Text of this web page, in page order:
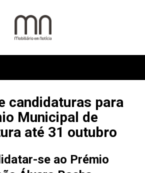
candidaturas para
Municipal de
até 31 outubro
se ao Prémio